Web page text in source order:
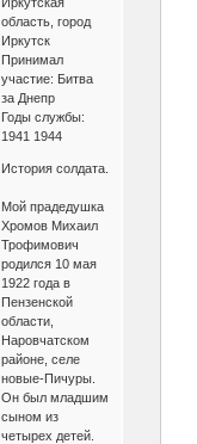
область, город
Иркутск
Принимал
участие: Битва
за Днепр
Годы службы:
1941 1944
История солдата.
Мой прадедушка
Хромов Михаил
Трофимович
родился 10 мая
1922 года в
Пензенской
области,
Наровчатском
районе, селе
новые-Пичуры.
Он был младшим
сыном из
четырех детей.